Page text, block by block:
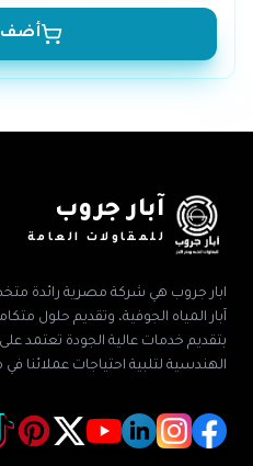
أضف
آبار جروب
للمقاولات العامة
ابار جروب هي شركة مصرية رائدة
آبار المياه الجوفية، وتقديم حلول
بتقديم خدمات عالية الجودة تعتمد
الهندسية لتلبية احتياجات عملائنا